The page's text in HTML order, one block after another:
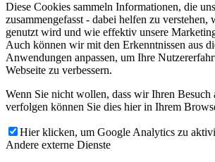
Diese Cookies sammeln Informationen, die
zusammengefasst - dabei helfen zu verstehen,
genutzt wird und wie effektiv unsere
Auch können wir mit den Erkenntnissen aus
Anwendungen anpassen, um Ihre
Webseite zu verbessern.
Wenn Sie nicht wollen, dass wir Ihren Besuch
verfolgen können Sie dies hier in Ihrem
Hier klicken, um Google Analytics zu
Andere externe Dienste